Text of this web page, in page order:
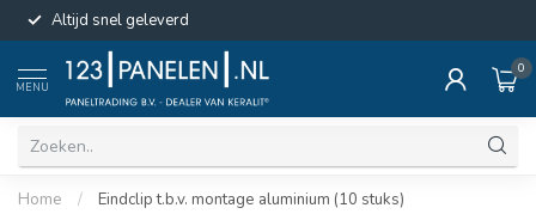
Altijd snel geleverd
MENU
0
Home / Eindclip t.b.v. montage aluminium (10 stuks)